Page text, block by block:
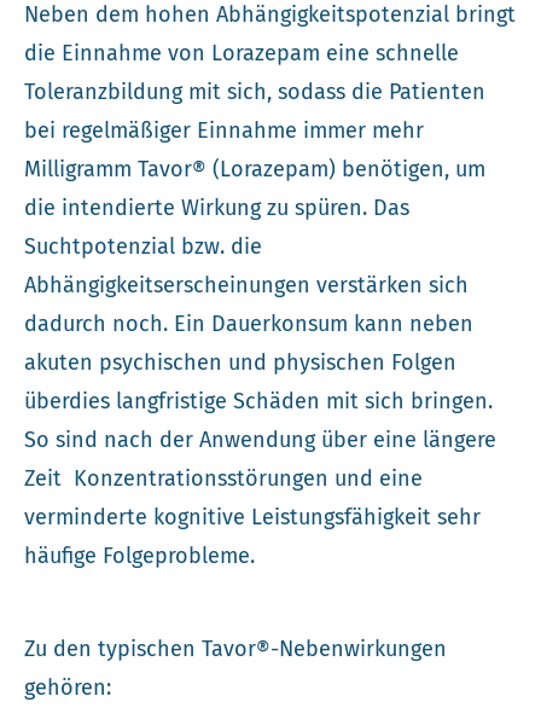
Neben dem hohen Abhängigkeitspotenzial bringt
die Einnahme von Lorazepam eine schnelle
Toleranzbildung mit sich, sodass die Patienten
bei regelmäßiger Einnahme immer mehr
Milligramm Tavor® (Lorazepam) benötigen, um
die intendierte Wirkung zu spüren. Das
Suchtpotenzial bzw. die
Abhängigkeitserscheinungen verstärken sich
dadurch noch. Ein Dauerkonsum kann neben
akuten psychischen und physischen Folgen
überdies langfristige Schäden mit sich bringen.
So sind nach der Anwendung über eine längere
Zeit Konzentrationsstörungen und eine
verminderte kognitive Leistungsfähigkeit sehr
häufige Folgeprobleme.
Zu den typischen Tavor®-Nebenwirkungen
gehören: